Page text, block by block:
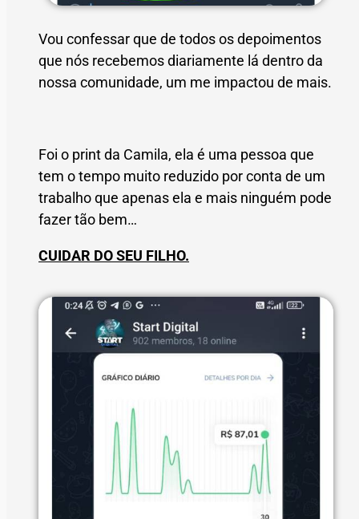
Vou confessar que de todos os depoimentos
que nós recebemos diariamente lá dentro da
nossa comunidade, um me impactou de mais.
Foi o print da Camila, ela é uma pessoa que
tem o tempo muito reduzido por conta de um
trabalho que apenas ela e mais ninguém pode
fazer tão bem…
CUIDAR DO SEU FILHO.